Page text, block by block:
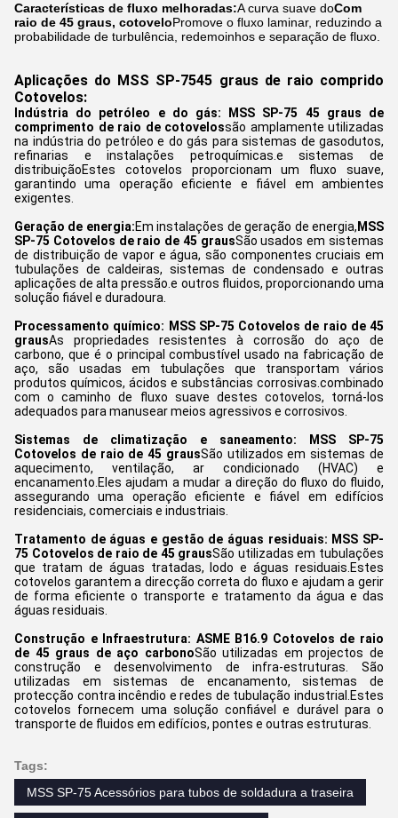
Características de fluxo melhoradas:A curva suave doCom
raio de 45 graus, cotoveloPromove o fluxo laminar, reduzindo a
probabilidade de turbulência, redemoinhos e separação de fluxo.
Aplicações do MSS SP-7545 graus de raio comprido
Cotovelos:
Indústria do petróleo e do gás: MSS SP-75 45 graus de
comprimento de raio de cotovelossão amplamente utilizadas
na indústria do petróleo e do gás para sistemas de gasodutos,
refinarias e instalações petroquímicas.e sistemas de
distribuiçãoEstes cotovelos proporcionam um fluxo suave,
garantindo uma operação eficiente e fiável em ambientes
exigentes.
Geração de energia:Em instalações de geração de energia, MSS
SP-75 Cotovelos de raio de 45 grausSão usados em sistemas
de distribuição de vapor e água, são componentes cruciais em
tubulações de caldeiras, sistemas de condensado e outras
aplicações de alta pressão.e outros fluidos, proporcionando uma
solução fiável e duradoura.
Processamento químico: MSS SP-75 Cotovelos de raio de 45
grausAs propriedades resistentes à corrosão do aço de
carbono, que é o principal combustível usado na fabricação de
aço, são usadas em tubulações que transportam vários
produtos químicos, ácidos e substâncias corrosivas.combinado
com o caminho de fluxo suave destes cotovelos, torná-los
adequados para manusear meios agressivos e corrosivos.
Sistemas de climatização e saneamento:
MSS SP-75
Cotovelos de raio de 45 grausSão utilizados em sistemas de
aquecimento, ventilação, ar condicionado (HVAC) e
encanamento.Eles ajudam a mudar a direção do fluxo do fluido,
assegurando uma operação eficiente e fiável em edifícios
residenciais, comerciais e industriais.
Tratamento de águas e gestão de águas residuais: MSS SP-
75 Cotovelos de raio de 45 grausSão utilizadas em tubulações
que tratam de águas tratadas, lodo e águas residuais.Estes
cotovelos garantem a direcção correta do fluxo e ajudam a gerir
de forma eficiente o transporte e tratamento da água e das
águas residuais.
Construção e Infraestrutura: ASME B16.9 Cotovelos de raio
de 45 graus de aço carbonoSão utilizadas em projectos de
construção e desenvolvimento de infra-estruturas. São
utilizadas em sistemas de encanamento, sistemas de
protecção contra incêndio e redes de tubulação industrial.Estes
cotovelos fornecem uma solução confiável e durável para o
transporte de fluidos em edifícios, pontes e outras estruturas.
Tags:
MSS SP-75 Acessórios para tubos de soldadura a traseira